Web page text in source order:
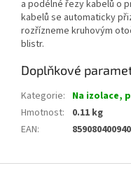
a podélné řezy kabelů o
kabelů se automaticky
rozřízneme kruhovým
blistr.
Doplňkové
Kategorie: Na izolace,
Hmotnost:
0.11 kg
EAN: